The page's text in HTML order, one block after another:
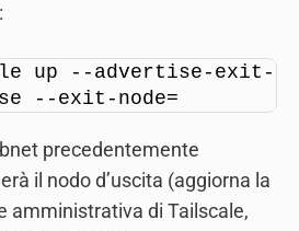
up --advertise-exit-
--exit-node=
precedentemente
il nodo d’uscita (aggiorna la
amministrativa di Tailscale,